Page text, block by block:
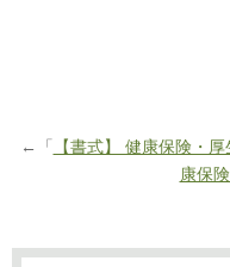
←「 【書式】 健康保険・
康保